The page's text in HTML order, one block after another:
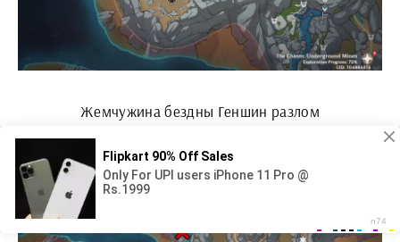
Жемчужина бездны Геншин разлом